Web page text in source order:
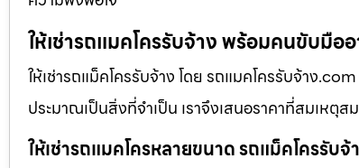
ให้เช่ารถแมคโครรับจ้าง พร้อมคนขับมือ
ให้เช่ารถแม็คโครรับจ้าง โดย รถแมคโครรับจ้าง
ประมาณเป็นสิ่งที่จำเป็น เราจึงเสนอราคาที่สมเหตุ
ให้เช่ารถแมคโครหลายขนาด รถแม็คโครรับจ้